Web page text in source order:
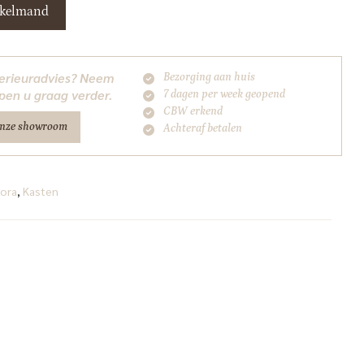
Neem
u graag verder.
showroom
Bezorging aan huis
7 dagen per week geopend
CBW erkend
Achteraf betalen
, Kasten